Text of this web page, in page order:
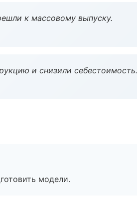
к массовому выпуску.
и снизили себестоимость.
модели.